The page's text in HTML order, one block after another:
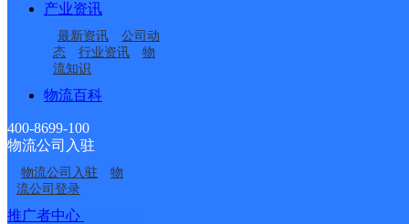
产业资讯
最新资讯
公司动
态
行业资讯
物
流知识
物流百科
400-8699-100
物流公司入驻
物流公司入驻
物
流公司登录
推广者中心
CRD银座B座
派送范围:全境
北京石景山区一部
百世快递